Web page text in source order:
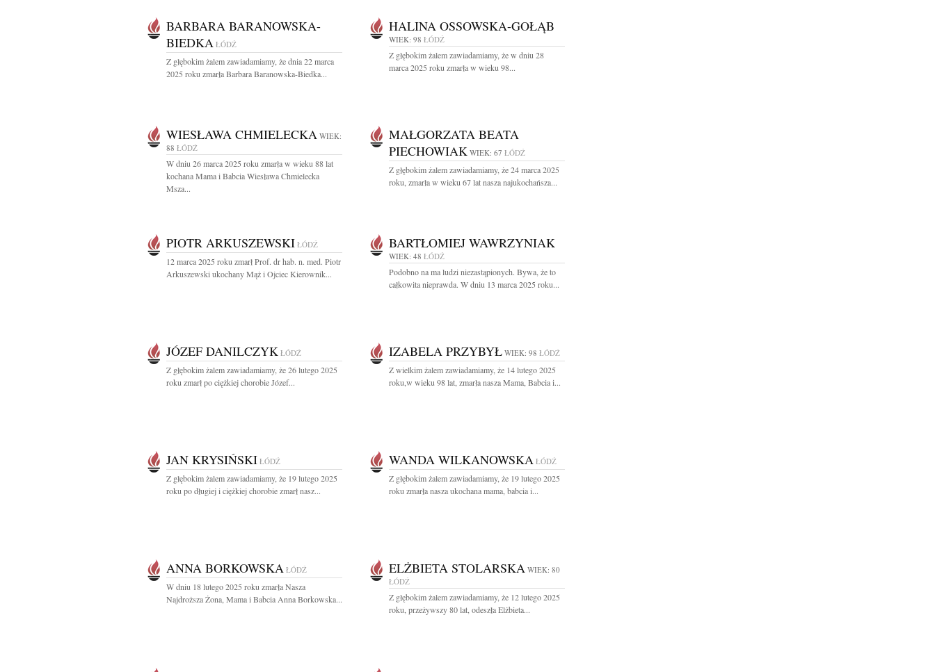
BARBARA BARANOWSKA-
BIEDKA ŁÓDŹ
Z głębokim żalem zawiadamiamy, że dnia 22 marca
2025 roku zmarła Barbara Baranowska-Biedka...
HALINA OSSOWSKA-GOŁĄB
WIEK: 98 ŁÓDŹ
Z głębokim żalem zawiadamiamy, że w dniu 28
marca 2025 roku zmarła w wieku 98...
WIESŁAWA CHMIELECKA WIEK:
88 ŁÓDŹ
W dniu 26 marca 2025 roku zmarła w wieku 88 lat
kochana Mama i Babcia Wiesława Chmielecka
Msza...
MAŁGORZATA BEATA
PIECHOWIAK WIEK: 67 ŁÓDŹ
Z głębokim żalem zawiadamiamy, że 24 marca 2025
roku, zmarła w wieku 67 lat nasza najukochańsza...
PIOTR ARKUSZEWSKI ŁÓDŹ
12 marca 2025 roku zmarł Prof. dr hab. n. med. Piotr
Arkuszewski ukochany Mąż i Ojciec Kierownik...
BARTŁOMIEJ WAWRZYNIAK
WIEK: 48 ŁÓDŹ
Podobno na ma ludzi niezastąpionych. Bywa, że to
całkowita nieprawda. W dniu 13 marca 2025 roku...
JÓZEF DANILCZYK ŁÓDŹ
Z głębokim żalem zawiadamiamy, że 26 lutego 2025
roku zmarł po ciężkiej chorobie Józef...
IZABELA PRZYBYŁ WIEK: 98 ŁÓDŹ
Z wielkim żalem zawiadamiamy, że 14 lutego 2025
roku,w wieku 98 lat, zmarła nasza Mama, Babcia i...
JAN KRYSIŃSKI ŁÓDŹ
Z głębokim żalem zawiadamiamy, że 19 lutego 2025
roku po długiej i ciężkiej chorobie zmarł nasz...
WANDA WILKANOWSKA ŁÓDŹ
Z głębokim żalem zawiadamiamy, że 19 lutego 2025
roku zmarła nasza ukochana mama, babcia i...
ANNA BORKOWSKA ŁÓDŹ
W dniu 18 lutego 2025 roku zmarła Nasza
Najdroższa Żona, Mama i Babcia Anna Borkowska...
ELŻBIETA STOLARSKA WIEK: 80
ŁÓDŹ
Z głębokim żalem zawiadamiamy, że 12 lutego 2025
roku, przeżywszy 80 lat, odeszła Elżbieta...